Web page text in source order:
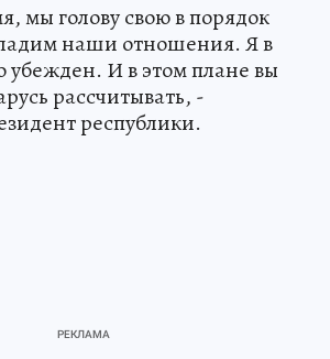
мы голову свою в порядок
наши отношения. Я в
убежден. И в этом плане вы
рассчитывать, -
республики.